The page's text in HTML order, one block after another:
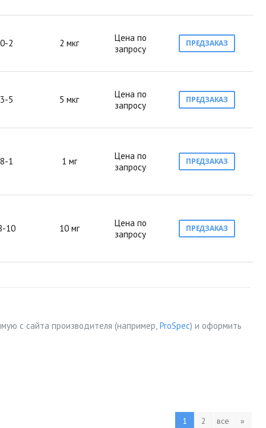
2 2 мкг
Цена по
запросу
ПРЕДЗАКАЗ
5 5 мкг
Цена по
запросу
ПРЕДЗАКАЗ
1 1 мг
Цена по
запросу
ПРЕДЗАКАЗ
10 10 мг
Цена по
запросу
ПРЕДЗАКАЗ
с сайта производителя (например, ProSpec) и оформить
1 2 все »